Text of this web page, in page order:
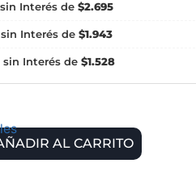
Interés de $2.695
Interés de $1.943
sin Interés de $1.528
AL CARRITO